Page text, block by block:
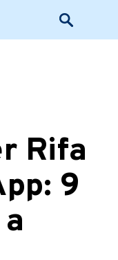
Rifa
9